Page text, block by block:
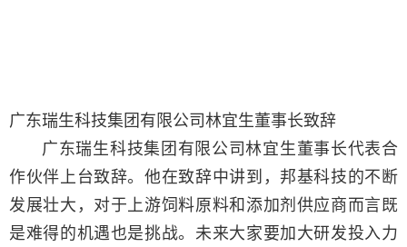
广东瑞生科技集团有限公司林宜生董事长致辞
广东瑞生科技集团有限公司林宜生董事长代表合
作伙伴上台致辞。他在致辞中讲到，邦基科技的不断
发展壮大，对于上游饲料原料和添加剂供应商而言既
是难得的机遇也是挑战。未来大家要加大研发投入力